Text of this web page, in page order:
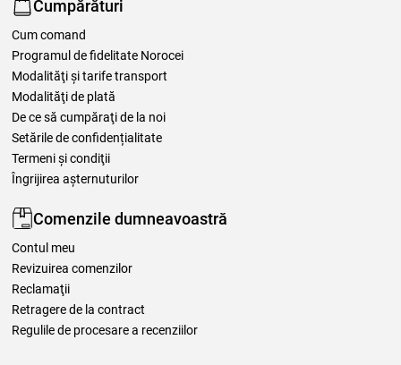
Cumpărături
Cum comand
Programul de fidelitate Norocei
Modalităţi şi tarife transport
Modalităţi de plată
De ce să cumpăraţi de la noi
Setările de confidențialitate
Termeni şi condiţii
Îngrijirea așternuturilor
Comenzile dumneavoastră
Contul meu
Revizuirea comenzilor
Reclamaţii
Retragere de la contract
Regulile de procesare a recenziilor